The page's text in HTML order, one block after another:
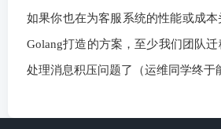
如果你也在为客服系统的性能或成
Golang打造的方案，至少我们团队
处理消息积压问题了（运维同学终于